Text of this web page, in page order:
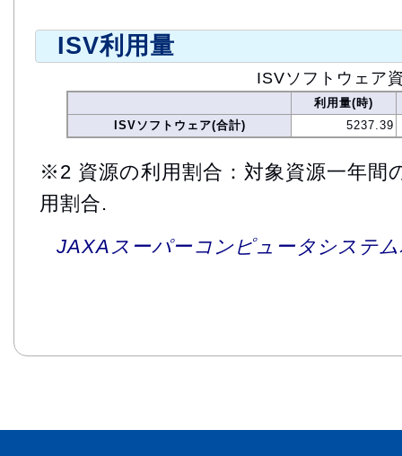
ISV利用量
ISVソフトウェア
利用量(時)
ISVソフトウェア(合計)
5237.39
※2 資源の利用割合：対象資源一年間
用割合.
JAXAスーパーコンピュータシステ